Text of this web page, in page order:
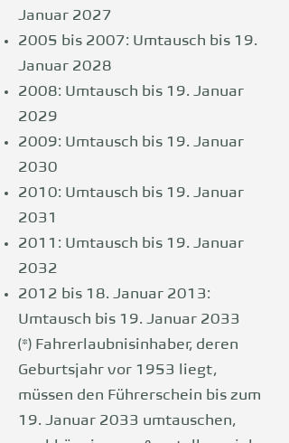
Januar 2027
2005 bis 2007: Umtausch bis 19.
Januar 2028
2008: Umtausch bis 19. Januar
2029
2009: Umtausch bis 19. Januar
2030
2010: Umtausch bis 19. Januar
2031
2011: Umtausch bis 19. Januar
2032
2012 bis 18. Januar 2013:
Umtausch bis 19. Januar 2033
(*) Fahrerlaubnisinhaber, deren
Geburtsjahr vor 1953 liegt,
müssen den Führerschein bis zum
19. Januar 2033 umtauschen,